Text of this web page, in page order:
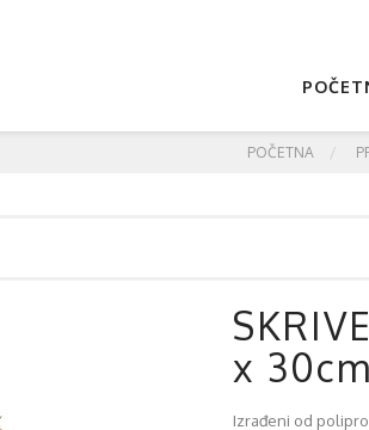
POČETNA
x
Izrađeni od